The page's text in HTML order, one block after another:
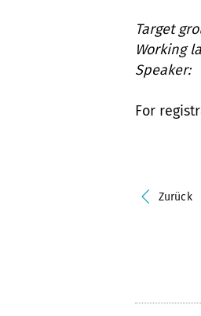
Target
Working
Speaker:
For
Zurück